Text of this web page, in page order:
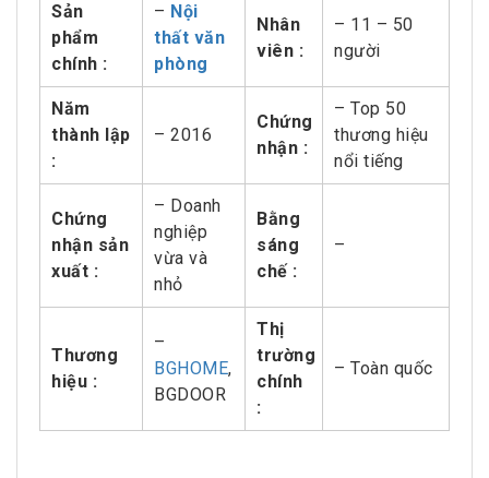
Sản
phẩm
chính :
– Nội
thất văn
phòng
Nhân
viên :
– 11 – 50
người
Năm
thành lập
:
– 2016
Chứng
nhận :
– Top 50
thương hiệu
nổi tiếng
Chứng
nhận sản
xuất :
– Doanh
nghiệp
vừa và
nhỏ
Bằng
sáng
chế :
–
Thương
hiệu :
–
BGHOME,
BGDOOR
Thị
trường
chính
:
– Toàn quốc